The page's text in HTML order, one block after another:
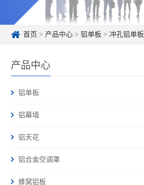
首页 > 产品中心 > 铝单板 > 冲孔铝单板
产品中心
铝单板
铝幕墙
铝天花
铝合金空调罩
蜂窝铝板